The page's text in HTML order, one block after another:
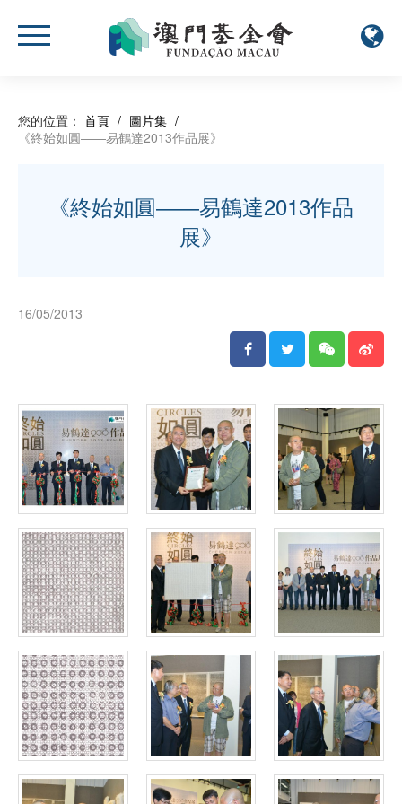
您的位置： 首頁 / 圖片集 /
《終始如圓――易鶴達2013作品展》
《終始如圓――易鶴達2013作品
展》
16/05/2013